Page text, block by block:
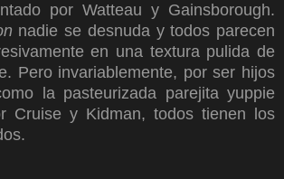
por Watteau y Gainsborough.
nadie se desnuda y todos parecen
en una textura pulida de
Pero invariablemente, por ser hijos
la pasteurizada parejita yuppie
Cruise y Kidman, todos tienen los